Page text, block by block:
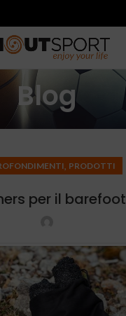
Blog
, PRODOTTI
per il barefoot